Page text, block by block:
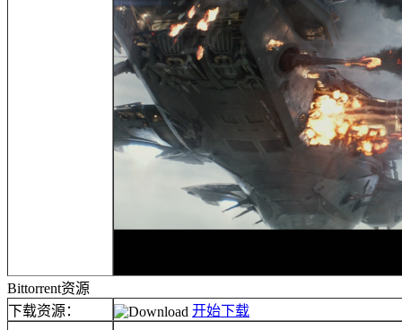
Bittorrent资源
下载资源：
开始下载